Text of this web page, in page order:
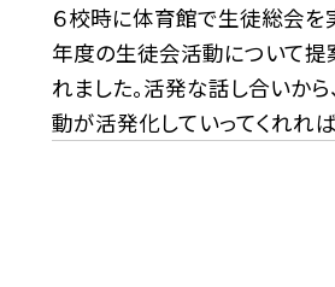
６校時に体育館で生徒総会を
年度の生徒会活動について
れました。活発な話し合いか
動が活発化していってくれれば